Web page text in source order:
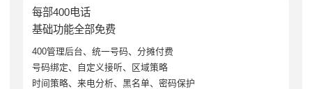
每部400电话
基础功能全部免费
400管理后台、统一号码、分摊付费
号码绑定、自定义接听、区域策略
时间策略、来电分析、黑名单、密码保护